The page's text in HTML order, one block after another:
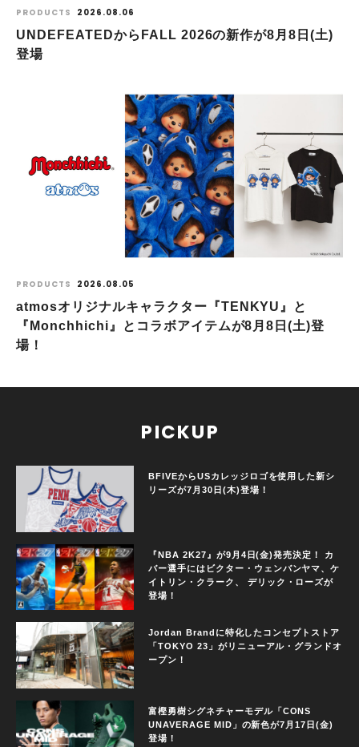
PRODUCTS 2026.08.06
UNDEFEATEDからFALL 2026の新作が8⽉8⽇(⼟)
登場
PRODUCTS 2026.08.05
atmosオリジナルキャラクター『TENKYU』と
『Monchhichi』とコラボアイテムが8月8日(土)登
場！
PICKUP
BFIVEからUSカレッジロゴを使用した新シ
リーズが7月30日(木)登場！
『NBA 2K27』が9月4日(金)発売決定！ カ
バー選手にはビクター・ウェンバンヤマ、ケ
イトリン・クラーク、 デリック・ローズが
登場！
Jordan Brandに特化したコンセプトストア
「TOKYO 23」がリニューアル・グランドオ
ープン！
富樫勇樹シグネチャーモデル「CONS
UNAVERAGE MID」の新色が7月17日(金)
登場！